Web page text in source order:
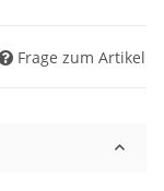
Frage zum Artikel